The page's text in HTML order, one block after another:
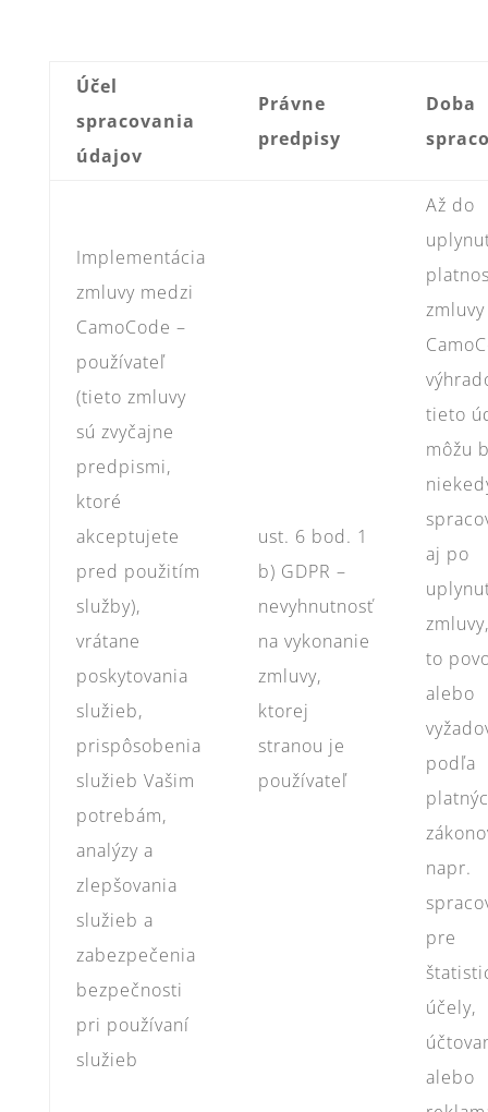
Účel
spracovania
údajov
Právne
predpisy
Doba
Implementácia
zmluvy medzi
CamoCode –
používateľ
(tieto zmluvy
sú zvyčajne
predpismi,
ktoré
akceptujete
pred použitím
služby),
vrátane
poskytovania
služieb,
prispôsobenia
služieb Vašim
potrebám,
analýzy a
zlepšovania
služieb a
zabezpečenia
bezpečnosti
pri používaní
služieb
ust. 6 bod. 1
b) GDPR –
nevyhnutnosť
na vykonanie
zmluvy,
ktorej
stranou je
používateľ
Až do
tieto
môžu
aj po
to
alebo
podľa
napr.
pre
účely,
alebo